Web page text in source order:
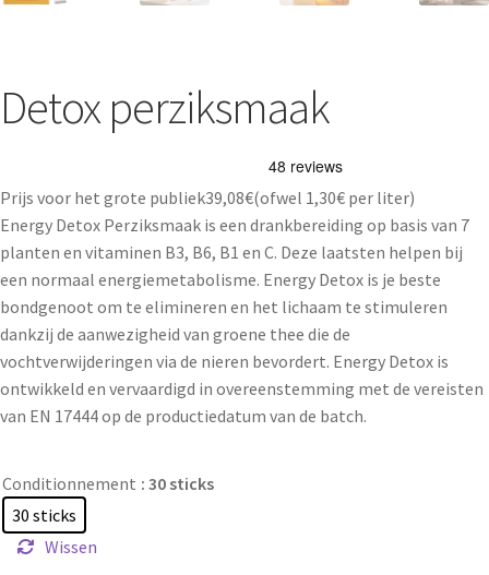
Detox perziksmaak
Prijs voor het grote publiek39,08€(ofwel 1,30€ per liter)
Energy Detox Perziksmaak is een drankbereiding op basis van 7
planten en vitaminen B3, B6, B1 en C. Deze laatsten helpen bij
een normaal energiemetabolisme. Energy Detox is je beste
bondgenoot om te elimineren en het lichaam te stimuleren
dankzij de aanwezigheid van groene thee die de
vochtverwijderingen via de nieren bevordert. Energy Detox is
ontwikkeld en vervaardigd in overeenstemming met de vereisten
van EN 17444 op de productiedatum van de batch.
Conditionnement : 30 sticks
30 sticks
Wissen